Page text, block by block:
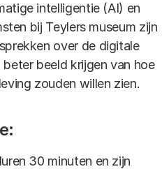
intelligentie (AI) en
bij Teylers museum zijn
over de digitale
beeld krijgen van hoe
zouden willen zien.
30 minuten en zijn